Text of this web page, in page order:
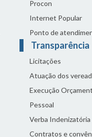
Procon
Internet Popular
Ponto de
Transparência
Licitações
Atuação dos
Execução
Pessoal
Verba Indenizatória
Contratos e